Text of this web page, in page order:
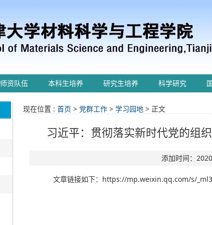
师资队伍 本科生培养 研究生培养 科学研究
现在位置 : 首页 > 党群工作 > 学习园地 > 正文
习近平：贯彻落实新时代党的组
添加时间：
文章链接如下：https://mp.weixin.qq.com/s/